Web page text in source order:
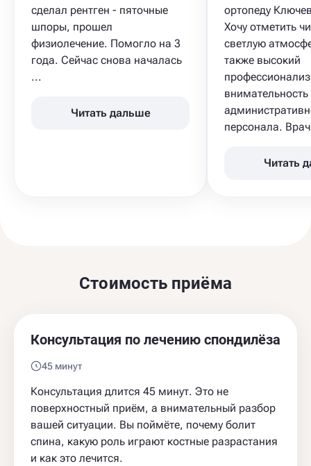
сделал рентген - пяточные
шпоры, прошел
физиолечение. Помогло на 3
года. Сейчас снова началась
...
Читать дальше
ортопеду
Хочу отметить
светлую
также высокий
внимательность
персонала.
Читать
Стоимость приёма
Консультация по лечению спондилёза
45 минут
Консультация длится 45 минут. Это не
поверхностный приём, а внимательный разбор
вашей ситуации. Вы поймёте, почему болит
спина, какую роль играют костные разрастания
и как это лечится.